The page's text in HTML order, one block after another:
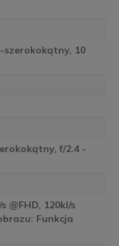
szerokokątny, 10
f/2.4 -
@FHD, 120kl/s
Funkcja